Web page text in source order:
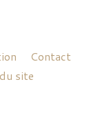
Contact
site